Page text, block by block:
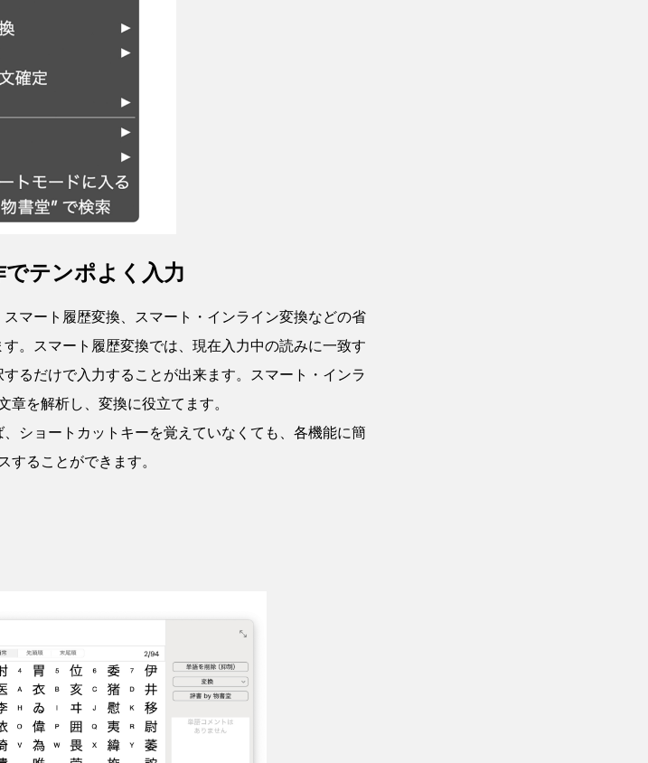
でテンポよく入力
マート履歴変換、スマート・インライン変換などの省
。スマート履歴変換では、現在入力中の読みに一致す
るだけで入力することが出来ます。スマート・インラ
章を解析し、変換に役立てます。
ショートカットキーを覚えていなくても、各機能に簡
することができます。